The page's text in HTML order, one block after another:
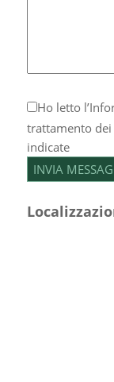
Ho letto l’
trattamento
indicate